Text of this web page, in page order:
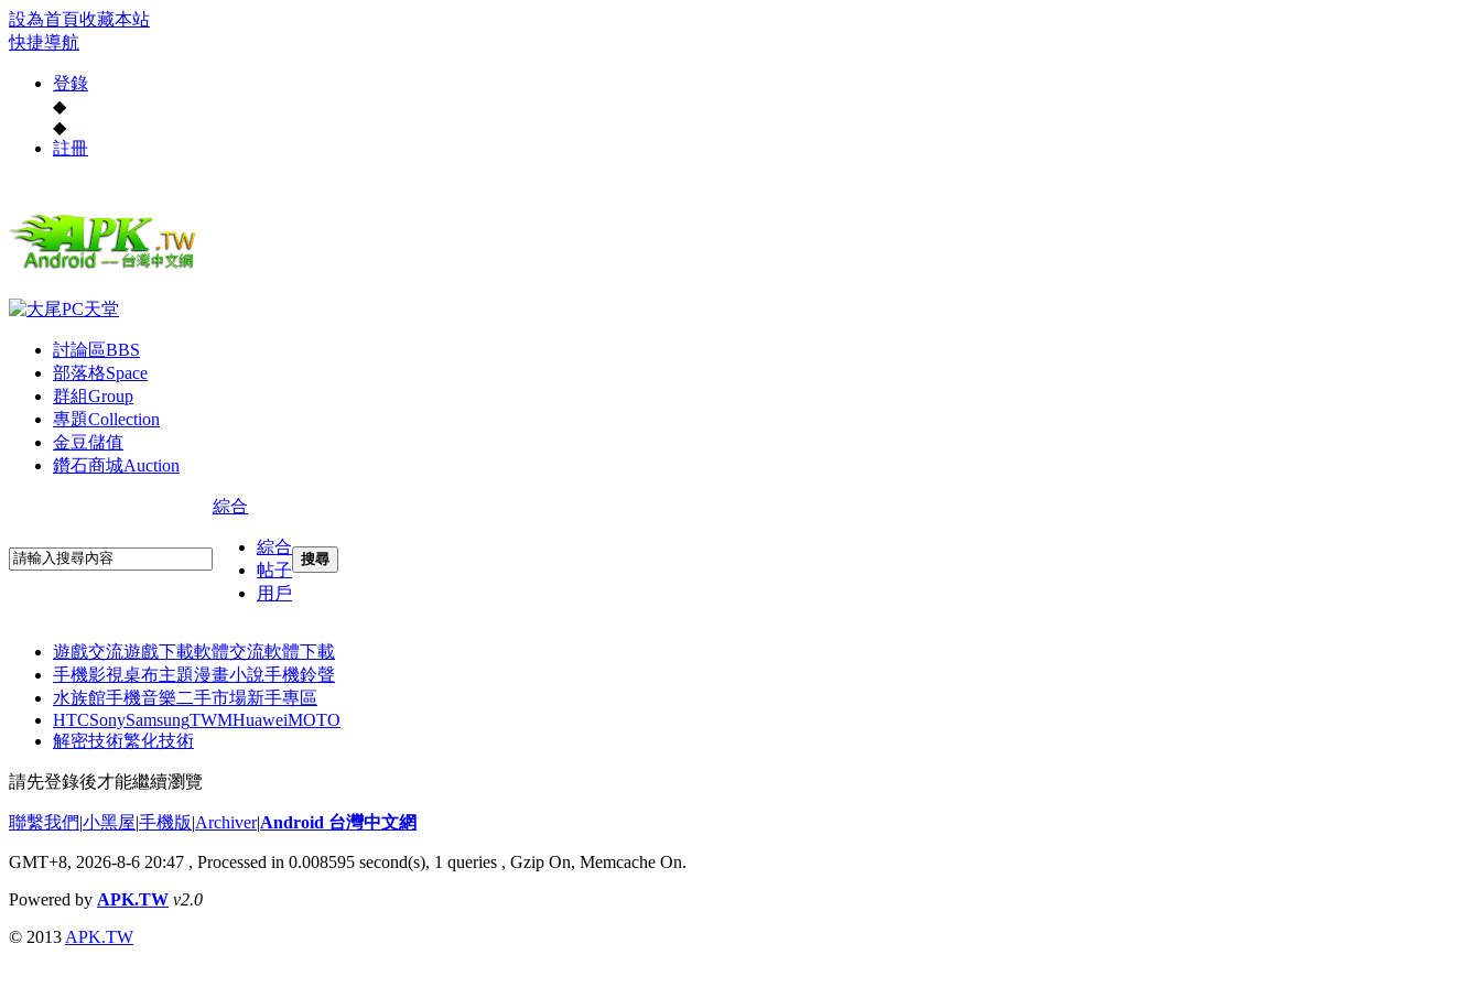
設為首頁收藏本站
快捷導航
登錄
◆
◆
註冊
討論區BBS
部落格Space
群組Group
專題Collection
金豆儲值
鑽石商城Auction
綜合
綜合
帖子
用戶
搜尋
遊戲交流遊戲下載軟體交流軟體下載
手機影視桌布主題漫畫小說手機鈴聲
水族館手機音樂二手市場新手專區
HTCSonySamsungTWMHuaweiMOTO
解密技術繁化技術
請先登錄後才能繼續瀏覽
聯繫我們|小黑屋|手機版|Archiver|Android 台灣中文網
GMT+8, 2026-8-6 20:47 , Processed in 0.008595 second(s), 1 queries , Gzip On, Memcache On.
Powered by APK.TW v2.0
© 2013 APK.TW